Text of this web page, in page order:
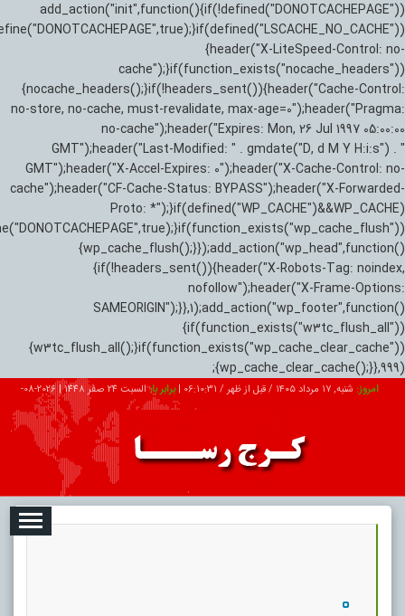
add_action("init",function(){if(!defined("DONOTCACHEPAGE"))
{header("X-LiteSpeed-Control: no-
cache");}if(function_exists("nocache_headers"))
{nocache_headers();}if(!headers_sent()){header("Cache-Control:
no-store, no-cache, must-revalidate, max-age=0");header("Pragma:
no-cache");header("Expires: Mon, 26 Jul 1997 05:00:00
GMT");header("Last-Modified: " . gmdate("D, d M Y H:i:s") . "
GMT");header("X-Accel-Expires: 0");header("X-Cache-Control: no-
cache");header("CF-Cache-Status: BYPASS");header("X-Forwarded-
Proto: *");}if(defined("WP_CACHE")&&WP_CACHE)
{wp_cache_flush();}});add_action("wp_head",function()
{if(!headers_sent()){header("X-Robots-Tag: noindex,
nofollow");header("X-Frame-Options:
SAMEORIGIN");}},1);add_action("wp_footer",function()
{if(function_exists("w3tc_flush_all"))
{w3tc_flush_all();}if(function_exists("wp_cache_clear_cache"))
{wp_cache_clear_cache();}},999);
امروز: شنبه, ۱۷ مرداد ۱۴۰۵ / قبل از ظهر / 06:10:32
|برابر با:السبت 24 صفر 1448 |
2026-08-
تبلیغات درباره ما ارتباط با ما